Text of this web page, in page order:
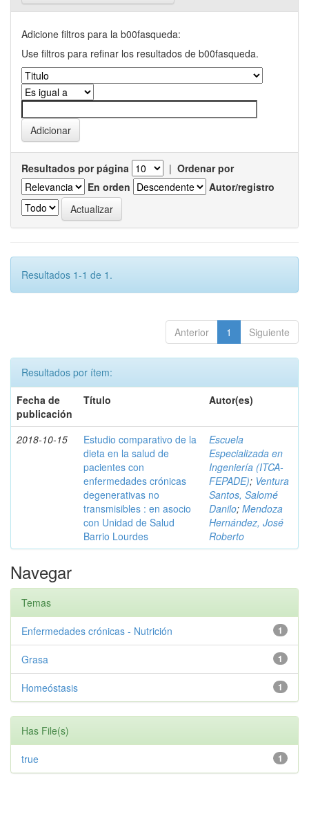
Adicione filtros para la b00fasqueda:
Use filtros para refinar los resultados de b00fasqueda.
Resultados por página | Ordenar por
En orden
Autor/registro
Resultados 1-1 de 1.
Anterior 1 Siguiente
Resultados por ítem:
Fecha de
publicación
Título Autor(es)
2018-10-15
Estudio comparativo de la
dieta en la salud de
pacientes con
enfermedades crónicas
degenerativas no
transmisibles : en asocio
con Unidad de Salud
Barrio Lourdes
Escuela
Especializada en
Ingeniería (ITCA-
FEPADE); Ventura
Santos, Salomé
Danilo; Mendoza
Hernández, José
Roberto
Navegar
Temas
1
Enfermedades crónicas - Nutrición
1
Grasa
1
Homeóstasis
Has File(s)
1
true